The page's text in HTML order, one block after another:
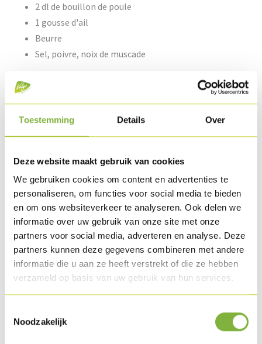
Toestemming Details Over
Deze website maakt gebruik van cookies
We gebruiken cookies om content en advertenties te
personaliseren, om functies voor social media te bieden
en om ons websiteverkeer te analyseren. Ook delen we
informatie over uw gebruik van onze site met onze
partners voor social media, adverteren en analyse. Deze
partners kunnen deze gegevens combineren met andere
informatie die u aan ze heeft verstrekt of die ze hebben
verzameld op basis van uw gebruik van hun services.
Noodzakelijk
2 dl de bouillon de poule
1 gousse d'ail
Beurre
Sel, poivre, noix de muscade
Méthode de préparation
Retirez les noyaux des dattes et mixez-les dattes avec un
filet d'eau.
de dattes. Disposez la pâte de dattes entre 2 feuilles de
papier sulfurisé et étalez-la.
Coupez des carrés de pâte de dattes et disposez-les sur le
rôti. Faites cuire le rôti à 150°C jusqu'à obtenir une
température de 65°C minimum à cœur.
Épluchez les pommes de terre et coupez-les en fines
tranches.
bouillon de poule, l'ail haché, une pincée de noix de